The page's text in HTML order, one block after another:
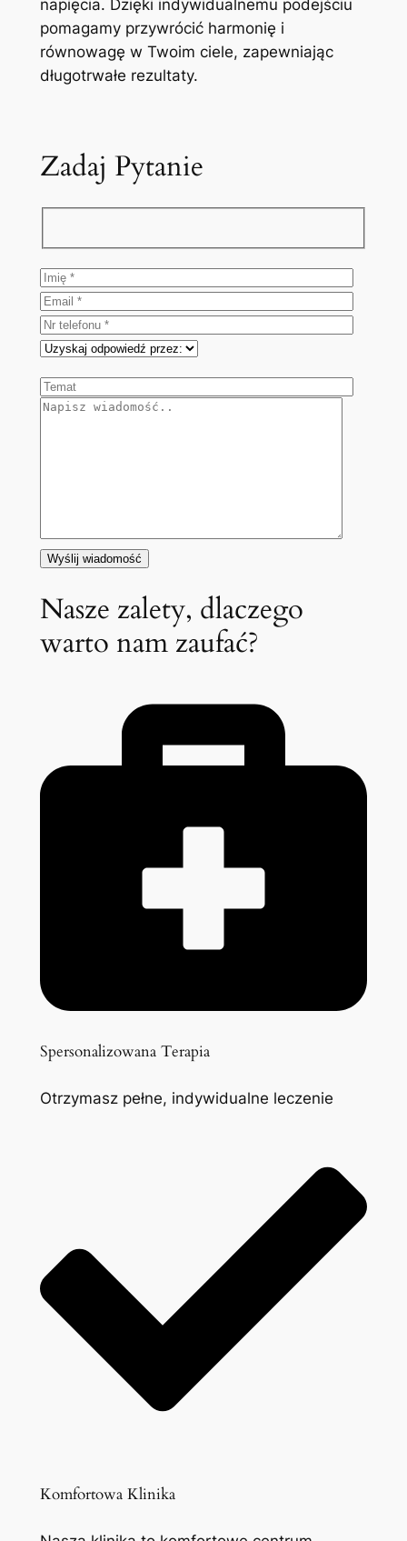
napięcia. Dzięki indywidualnemu podejściu
pomagamy przywrócić harmonię i
równowagę w Twoim ciele, zapewniając
długotrwałe rezultaty.
Zadaj Pytanie
Nasze zalety, dlaczego
warto nam zaufać?
Spersonalizowana Terapia
Otrzymasz pełne, indywidualne leczenie
Komfortowa Klinika